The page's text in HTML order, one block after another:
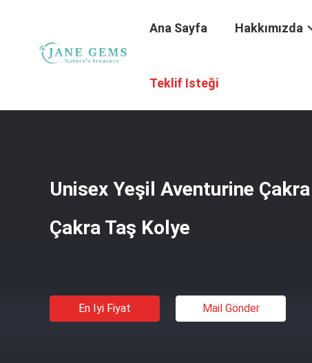
Ana Sayfa Hakkımızda
Teklif Isteği
Unisex Yeşil Aventurine
Çakra Taş Kolye
En Iyi Fiyat Mail Gönder